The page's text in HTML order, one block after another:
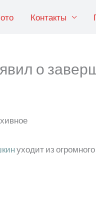
Контакты
о
уходит из